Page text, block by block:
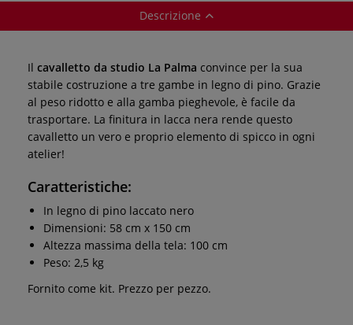
Descrizione
Il cavalletto da studio La Palma convince per la sua
stabile costruzione a tre gambe in legno di pino. Grazie
al peso ridotto e alla gamba pieghevole, è facile da
trasportare. La finitura in lacca nera rende questo
cavalletto un vero e proprio elemento di spicco in ogni
atelier!
Caratteristiche:
In legno di pino laccato nero
Dimensioni: 58 cm x 150 cm
Altezza massima della tela: 100 cm
Peso: 2,5 kg
Fornito come kit. Prezzo per pezzo.